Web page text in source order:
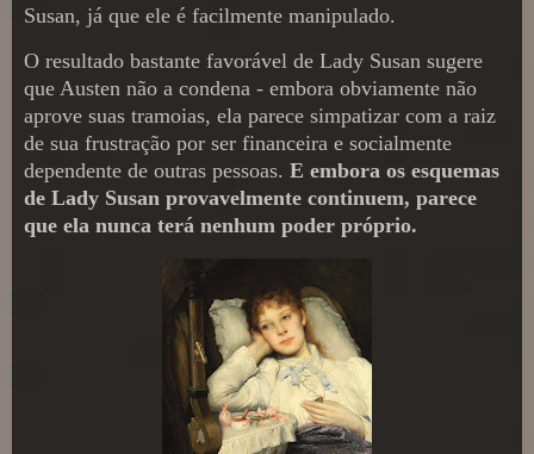
Susan, já que ele é facilmente manipulado.
O resultado bastante favorável de Lady Susan sugere
que Austen não a condena - embora obviamente não
aprove suas tramoias, ela parece simpatizar com a raiz
de sua frustração por ser financeira e socialmente
dependente de outras pessoas. E embora os esquemas
de Lady Susan provavelmente continuem, parece
que ela nunca terá nenhum poder próprio.